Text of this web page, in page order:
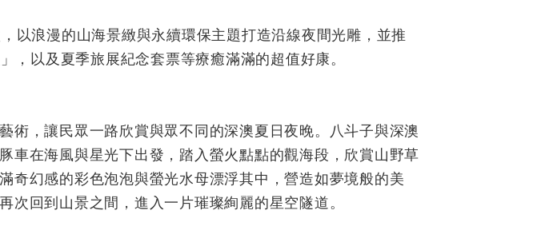
以浪漫的山海景緻與永續環保主題打造沿線夜間光雕，並推
，以及夏季旅展紀念套票等療癒滿滿的超值好康。
術，讓民眾一路欣賞與眾不同的深澳夏日夜晚。八斗子與深澳
車在海風與星光下出發，踏入螢火點點的觀海段，欣賞山野草
奇幻感的彩色泡泡與螢光水母漂浮其中，營造如夢境般的美
回到山景之間，進入一片璀璨絢麗的星空隧道。